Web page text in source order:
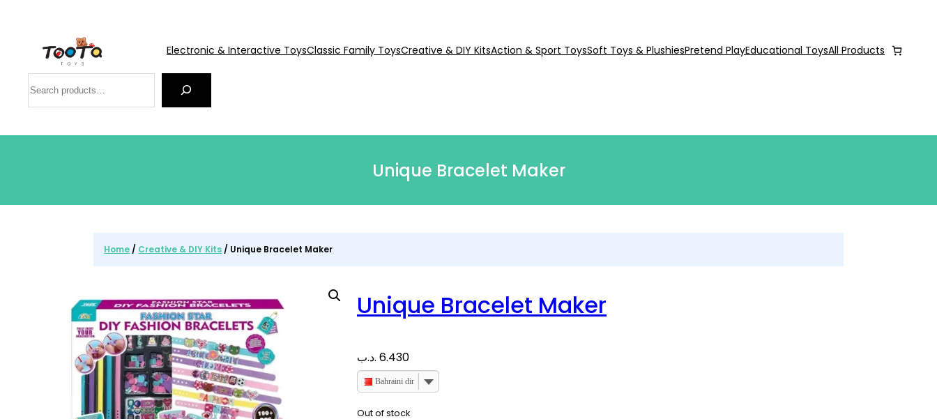
Electronic & Interactive ToysClassic Family ToysCreative & DIY KitsAction & Sport ToysSoft Toys & PlushiesPretend PlayEducational ToysAll Products
Unique Bracelet Maker
Home / Creative & DIY Kits / Unique Bracelet Maker
Unique Bracelet Maker
6.430 .د.ب
Bahraini dinar
Out of stock